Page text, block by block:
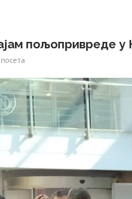
пољопривреде